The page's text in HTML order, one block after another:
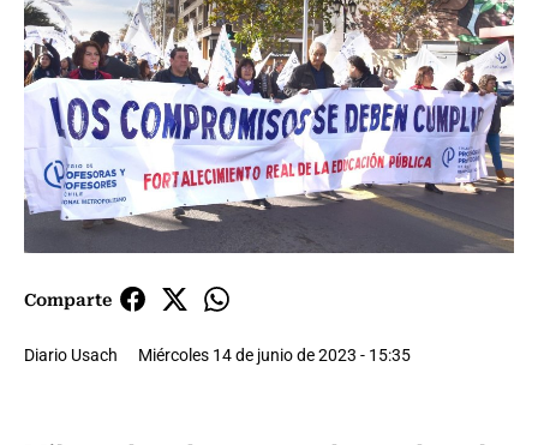
Comparte
Diario Usach Miércoles 14 de junio de 2023 - 15:35